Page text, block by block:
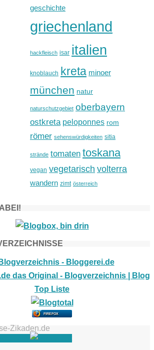
geschichte
griechenland
hackfleisch isar italien
knoblauch kreta minoer
münchen natur
naturschutzgebiet oberbayern
ostkreta peloponnes rom
römer sehenswürdigkeiten sitia
strände tomaten toskana
vegan vegetarisch volterra
wandern zimt österreich
FIREFOX
Zikaden.de